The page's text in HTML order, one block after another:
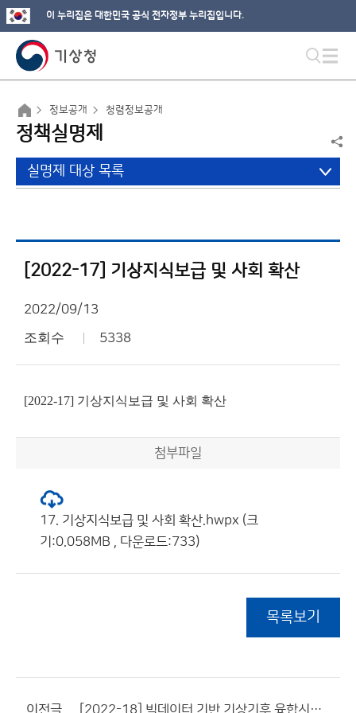
이 누리집은 대한민국 공식 전자정부 누리집입니다.
정보공개 청렴정보공개
정책실명제
실명제 대상 목록
[2022-17] 기상지식보급 및 사회 확산
2022/09/13
조회수 5338
[2022-17] 기상지식보급 및 사회 확산
첨부파일
17. 기상지식보급 및 사회 확산.hwpx (크
기:0.058MB , 다운로드:733)
목록보기
이전글 [2022-18] 빅데이터 기반 기상기후 융합시스템 개선 및 운영